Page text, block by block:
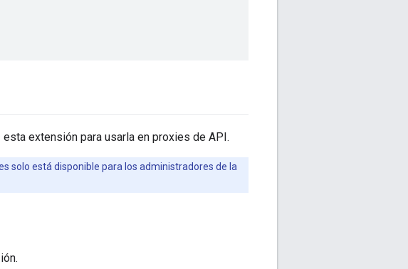
extensión para usarla en proxies de API.
solo está disponible para los administradores de la